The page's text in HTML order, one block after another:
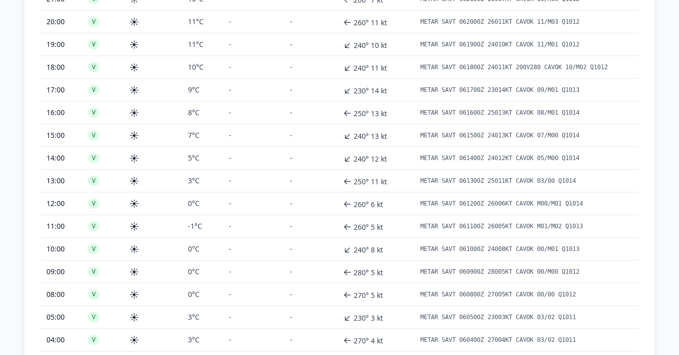
20:00 V ☀️ 11°C - - ← 260° 11 kt METAR SAVT 062000Z 26011KT CAVOK 11/M03 Q1012
19:00 V ☀️ 11°C - - ↙ 240° 10 kt METAR SAVT 061900Z 24010KT CAVOK 11/M01 Q1012
18:00 V ☀️ 10°C - - ↙ 240° 11 kt METAR SAVT 061800Z 24011KT 200V280 CAVOK 10/M02 Q1012
17:00 V ☀️ 9°C - - ↙ 230° 14 kt METAR SAVT 061700Z 23014KT CAVOK 09/M01 Q1013
16:00 V ☀️ 8°C - - ← 250° 13 kt METAR SAVT 061600Z 25013KT CAVOK 08/M01 Q1014
15:00 V ☀️ 7°C - - ↙ 240° 13 kt METAR SAVT 061500Z 24013KT CAVOK 07/M00 Q1014
14:00 V ☀️ 5°C - - ↙ 240° 12 kt METAR SAVT 061400Z 24012KT CAVOK 05/M00 Q1014
13:00 V ☀️ 3°C - - ← 250° 11 kt METAR SAVT 061300Z 25011KT CAVOK 03/00 Q1014
12:00 V ☀️ 0°C - - ← 260° 6 kt METAR SAVT 061200Z 26006KT CAVOK M00/M01 Q1014
11:00 V ☀️ -1°C - - ← 260° 5 kt METAR SAVT 061100Z 26005KT CAVOK M01/M02 Q1013
10:00 V ☀️ 0°C - - ↙ 240° 8 kt METAR SAVT 061000Z 24008KT CAVOK 00/M01 Q1013
09:00 V ☀️ 0°C - - ← 280° 5 kt METAR SAVT 060900Z 28005KT CAVOK 00/M00 Q1012
08:00 V ☀️ 0°C - - ← 270° 5 kt METAR SAVT 060800Z 27005KT CAVOK 00/00 Q1012
05:00 V ☀️ 3°C - - ↙ 230° 3 kt METAR SAVT 060500Z 23003KT CAVOK 03/02 Q1011
04:00 V ☀️ 3°C - - ← 270° 4 kt METAR SAVT 060400Z 27004KT CAVOK 03/02 Q1011